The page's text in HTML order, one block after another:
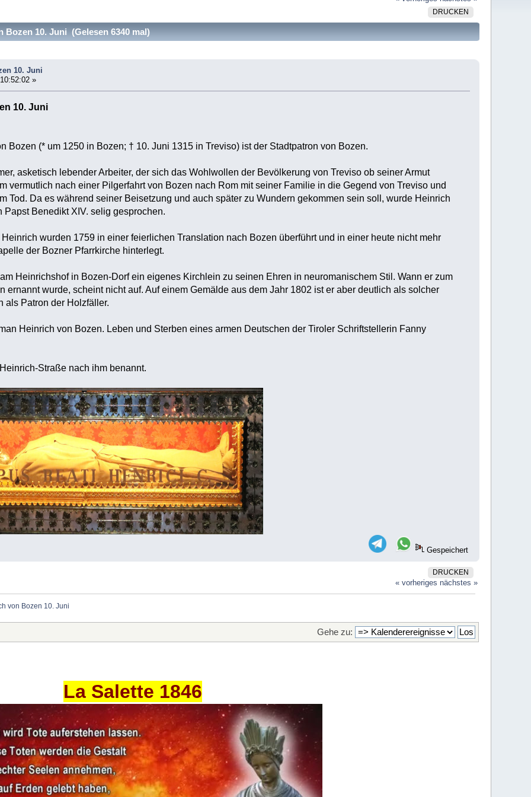
DRUCKEN
Bozen 10. Juni (Gelesen 6340 mal)
10. Juni
»
10. Juni
Bozen (* um 1250 in Bozen; † 10. Juni 1315 in Treviso) ist der Stadtpatron von Bozen.
asketisch lebender Arbeiter, der sich das Wohlwollen der Bevölkerung von Treviso ob seiner Armut
vermutlich nach einer Pilgerfahrt von Bozen nach Rom mit seiner Familie in die Gegend von Treviso und
Tod. Da es während seiner Beisetzung und auch später zu Wundern gekommen sein soll, wurde Heinrich
Papst Benedikt XIV. selig gesprochen.
wurden 1759 in einer feierlichen Translation nach Bozen überführt und in einer heute nicht mehr
der Bozner Pfarrkirche hinterlegt.
Heinrichshof in Bozen-Dorf ein eigenes Kirchlein zu seinen Ehren in neuromanischem Stil. Wann er zum
ernannt wurde, scheint nicht auf. Auf einem Gemälde aus dem Jahr 1802 ist er aber deutlich als solcher
als Patron der Holzfäller.
Heinrich von Bozen. Leben und Sterben eines armen Deutschen der Tiroler Schriftstellerin Fanny
Straße nach ihm benannt.
Gespeichert
DRUCKEN
« vorheriges nächstes »
von Bozen 10. Juni
Gehe zu:
La Salette 1846